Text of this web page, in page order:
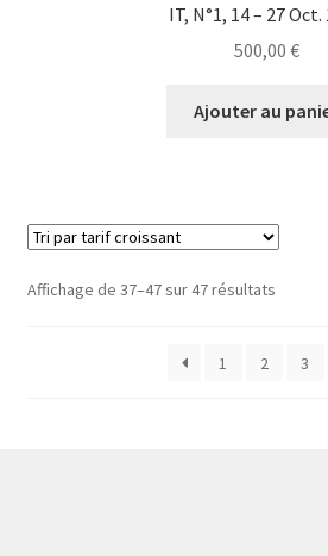
IT, N°1, 14 – 27 Oct.
500,00 €
Ajouter au
Affichage de 37–47 sur 47 résultatsTrié
1 2 3